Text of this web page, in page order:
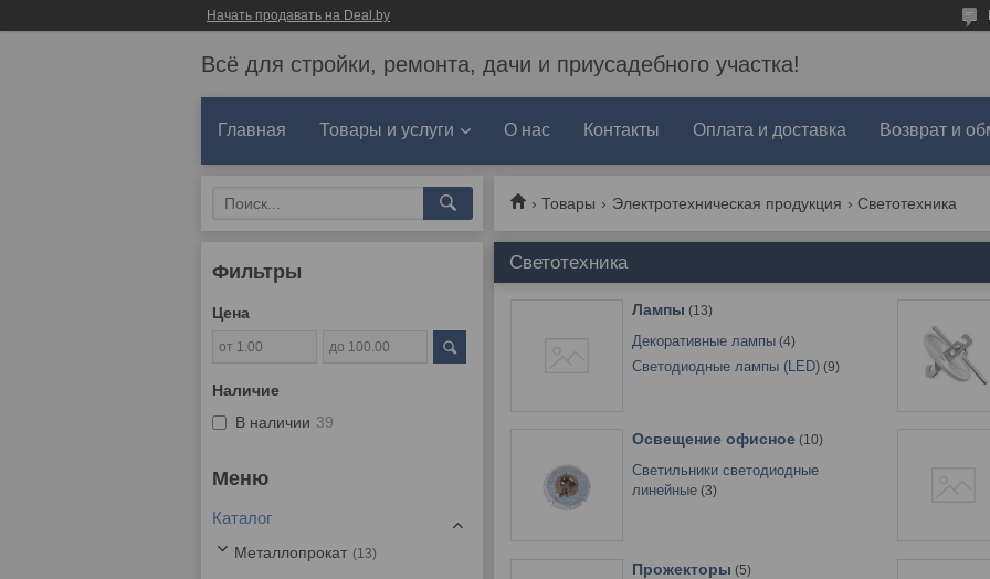
Начать продавать на Deal.by
Всё для стройки, ремонта, дачи и приусадебного участка!
Главная Товары и услуги О нас Контакты Оплата и доставка Возврат и
Товары Электротехническая продукция Светотехника
Светотехника
Лампы 13
Декоративные лампы 4
Светодиодные лампы (LED) 9
Освещение офисное 10
Светильники светодиодные
линейные 3
Прожекторы 5
Фильтры
Цена
Наличие
В наличии 39
Каталог
Металлопрокат 13